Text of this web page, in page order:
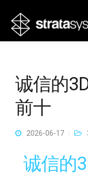
诚信的
前十
2026-06-17
诚信的